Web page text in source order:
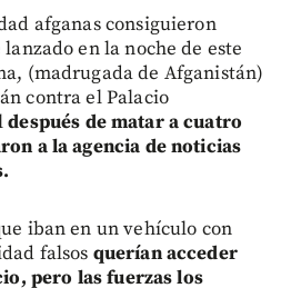
afganas consiguieron
en la noche de este
(madrugada de Afganistán)
contra el Palacio
después de matar a cuatro
a la agencia de noticias
iban en un vehículo con
falsos querían acceder
pero las fuerzas los